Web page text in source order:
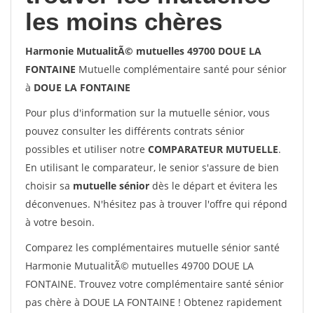
les moins chères
Harmonie MutualitÃ© mutuelles 49700 DOUE LA
FONTAINE Mutuelle complémentaire santé pour sénior
à DOUE LA FONTAINE
Pour plus d'information sur la mutuelle sénior, vous
pouvez consulter les différents contrats sénior
possibles et utiliser notre COMPARATEUR MUTUELLE.
En utilisant le comparateur, le senior s'assure de bien
choisir sa mutuelle sénior dès le départ et évitera les
déconvenues. N'hésitez pas à trouver l'offre qui répond
à votre besoin.
Comparez les complémentaires mutuelle sénior santé
Harmonie MutualitÃ© mutuelles 49700 DOUE LA
FONTAINE. Trouvez votre complémentaire santé sénior
pas chère à DOUE LA FONTAINE ! Obtenez rapidement